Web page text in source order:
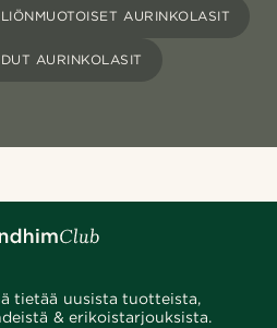
AURINKOLASIT
AURINKOLASIT
tietää uusista tuotteista,
& erikoistarjouksista.